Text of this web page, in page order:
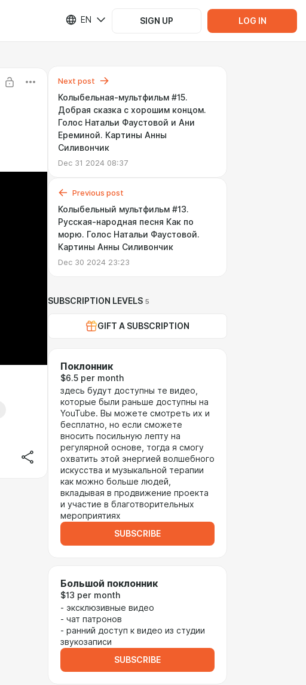
EN SIGN UP LOG IN
Next post
Колыбельная-мультфильм #15.
Добрая сказка с хорошим концом.
Голос Натальи Фаустовой и Ани
Ереминой. Картины Анны
Силивончик
Dec 31 2024 08:37
Previous post
Колыбельный мультфильм #13.
Русская-народная песня Как по
морю. Голос Натальи Фаустовой.
Картины Анны Силивончик
Dec 30 2024 23:23
SUBSCRIPTION LEVELS 5
GIFT A SUBSCRIPTION
Поклонник
$6.5 per month
здесь будут доступны те видео,
которые были раньше доступны на
YouTube. Вы можете смотреть их и
бесплатно, но если сможете
вносить посильную лепту на
регулярной основе, тогда я смогу
охватить этой энергией волшебного
искусства и музыкальной терапии
как можно больше людей,
вкладывая в продвижение проекта
и участие в благотворительных
мероприятиях
SUBSCRIBE
Большой поклонник
$13 per month
- эксклюзивные видео
- чат патронов
- ранний доступ к видео из студии
звукозаписи
SUBSCRIBE